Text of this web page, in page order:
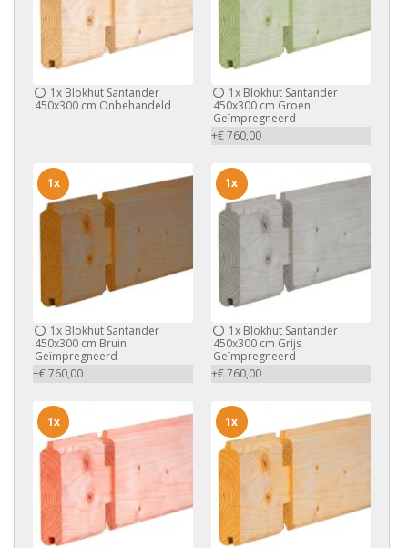
1x Blokhut Santander
450x300 cm Onbehandeld
1xBlokhut Santander
450x300 cm Groen
Geïmpregneerd
+€ 760,00
1x Blokhut Santander
450x300 cm Bruin
Geïmpregneerd
+€ 760,00
1x
1xBlokhut Santander
450x300 cm Grijs
Geïmpregneerd
+€ 760,00
1x
1x 1x